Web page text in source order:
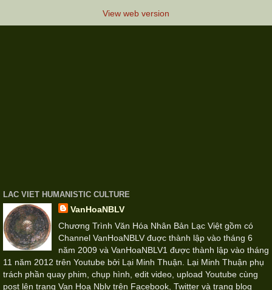
View web version
LAC VIET HUMANISTIC CULTURE
VanHoaNBLV
Chương Trình Văn Hóa Nhân Bản Lạc Việt gồm có
Channel VanHoaNBLV đuợc thành lập vào tháng 6
năm 2009 và VanHoaNBLV1 được thành lập vào tháng
11 năm 2012 trên Youtube bởi Lại Minh Thuận. Lại Minh Thuận phụ
trách phần quay phim, chụp hình, edit video, upload Youtube cùng
post lên trang Van Hoa Nblv trên Facebook, Twitter và trang blog